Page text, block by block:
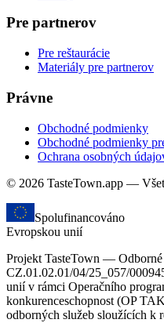
Pre partnerov
Pre reštaurácie
Materiály pre partnerov
Právne
Obchodné podmienky
Obchodné podmienky
Ochrana osobných
© 2026 TasteTown.app —
Spolufinancováno
Evropskou unií
Projekt TasteTown —
CZ.01.02.01/04/25_057/
unií v rámci Operačního
konkurenceschopnost (OP
odborných služeb sloužících k